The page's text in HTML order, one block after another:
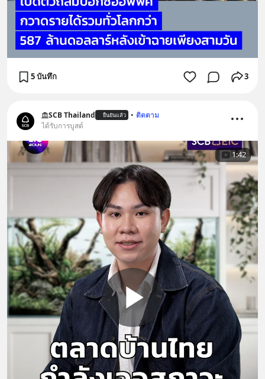
5 บันทึก 3
SCB Thailand ยืนยันแล้ว • ติดตาม
ได้รับการบูสต์
1:42